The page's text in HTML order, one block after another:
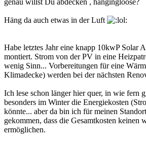
genau willst Du abdecken , hangingloose?
Häng da auch etwas in der Luft
Habe letztes Jahr eine knapp 10kwP Solar
montiert. Strom von der PV in eine
wenig Sinn... Vorbereitungen für eine
Klimadecke) werden bei der nächsten
Ich lese schon länger hier quer, in wie fern
besonders im Winter die Energiekosten
könnte... aber da bin ich für meinen
gekommen, dass die Gesamtkosten keinen
ermöglichen.